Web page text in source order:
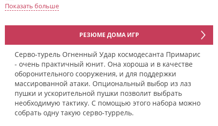
Брелок «Space Marine MKVII Helmet Gold» (
Брелок «Space Marine Primaris Helmet Metal» (
Брелок «Custodian Shoulder Plate» (+440 грн)
Брелок «Space Marine MKVII Helmet Ultramarines» ( +495 грн
Показать больше
РЕЗЮМЕ ДОМА ИГР
Серво-турель Огненный Удар космодесанта Примарис
- очень практичный юнит. Она хороша и в качестве
оборонительного сооружения, и для поддержки
массированной атаки. Опциональный выбор из лаз
пушки и ускорительной пушки позволит выбрать
необходимую тактику. С помощью этого набора можно
собрать одну такую серво-туррель.